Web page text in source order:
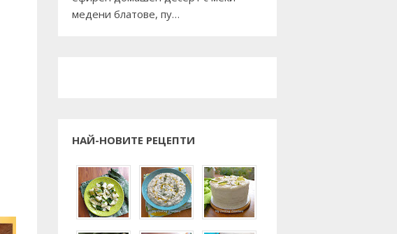
медени блатове, пу…
НАЙ-НОВИТЕ РЕЦЕПТИ